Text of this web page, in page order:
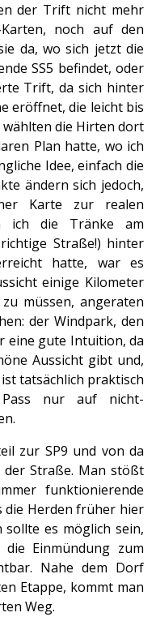
der Trift nicht mehr
noch auf den
da, wo sich jetzt die
SS5 befindet, oder
Trift, da sich hinter
eröffnet, die leicht bis
wählten die Hirten dort
Plan hatte, wo ich
Idee, einfach die
ändern sich jedoch,
Karte zur realen
ich die Tränke am
Straße!) hinter
hatte, war es
einige Kilometer
müssen, angeraten
der Windpark, den
eine gute Intuition, da
Aussicht gibt und,
tatsächlich praktisch
nur auf nicht-
zur SP9 und von da
Straße. Man stößt
funktionierende
die Herden früher hier
sollte es möglich sein,
Einmündung zum
Nahe dem Dorf
Etappe, kommt man
Weg.